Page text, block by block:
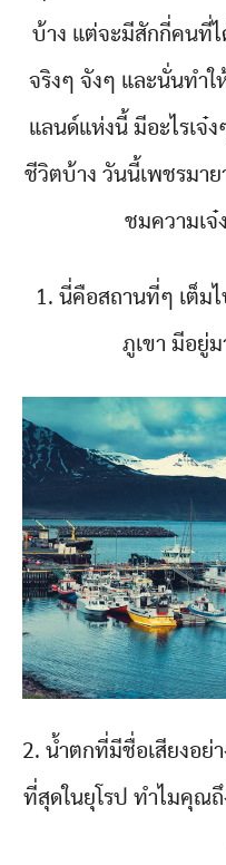
บ้าง แต่จะมีสักกี่คนที่ไ
จริงๆ จังๆ และนั่นทำใ
แลนด์แห่งนี้ มีอะไรเจ๋
ชีวิตบ้าง วันนี้เพชรมา
ชมความเจ๋
1. นี่คือสถานที่ๆ เต็ม
ภูเขา มีอยู่
2. น้ำตกที่มีชื่อเสียงอย่
ที่สุดในยุโรป ทำไมคุณถึ